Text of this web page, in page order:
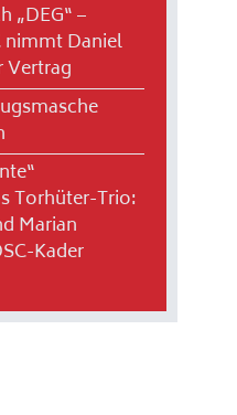
„DEG“ –
nimmt Daniel
Vertrag
Torhüter-Trio:
Marian
Kader